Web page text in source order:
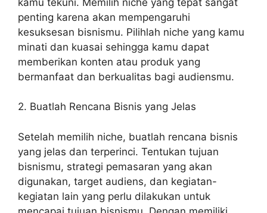
penting karena akan mempengaruhi
kesuksesan bisnismu. Pilihlah niche yang kamu
minati dan kuasai sehingga kamu dapat
memberikan konten atau produk yang
bermanfaat dan berkualitas bagi audiensmu.
2. Buatlah Rencana Bisnis yang Jelas
Setelah memilih niche, buatlah rencana bisnis
yang jelas dan terperinci. Tentukan tujuan
bisnismu, strategi pemasaran yang akan
digunakan, target audiens, dan kegiatan-
kegiatan lain yang perlu dilakukan untuk